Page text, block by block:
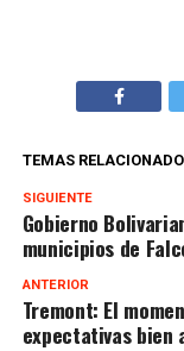
TEMAS
SIGUIENTE
Gobierno
municipios de
ANTERIOR
Tremont: El
expectativas bien